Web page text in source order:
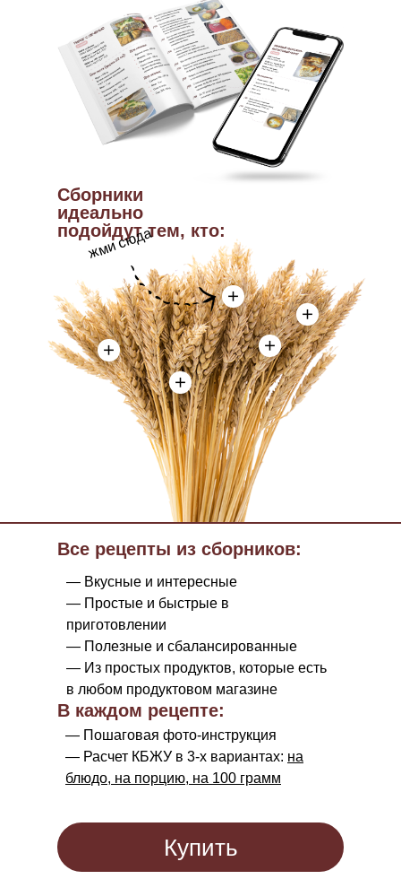
Сборники
идеально
подойдут тем, кто:
жми сюда
Все рецепты из сборников:
— Вкусные и интересные
— Простые и быстрые в
приготовлении
— Полезные и сбалансированные
— Из простых продуктов, которые есть
в любом продуктовом магазине
В каждом рецепте:
— Пошаговая фото-инструкция
— Расчет КБЖУ в 3-х вариантах: на
блюдо, на порцию, на 100 грамм
Купить